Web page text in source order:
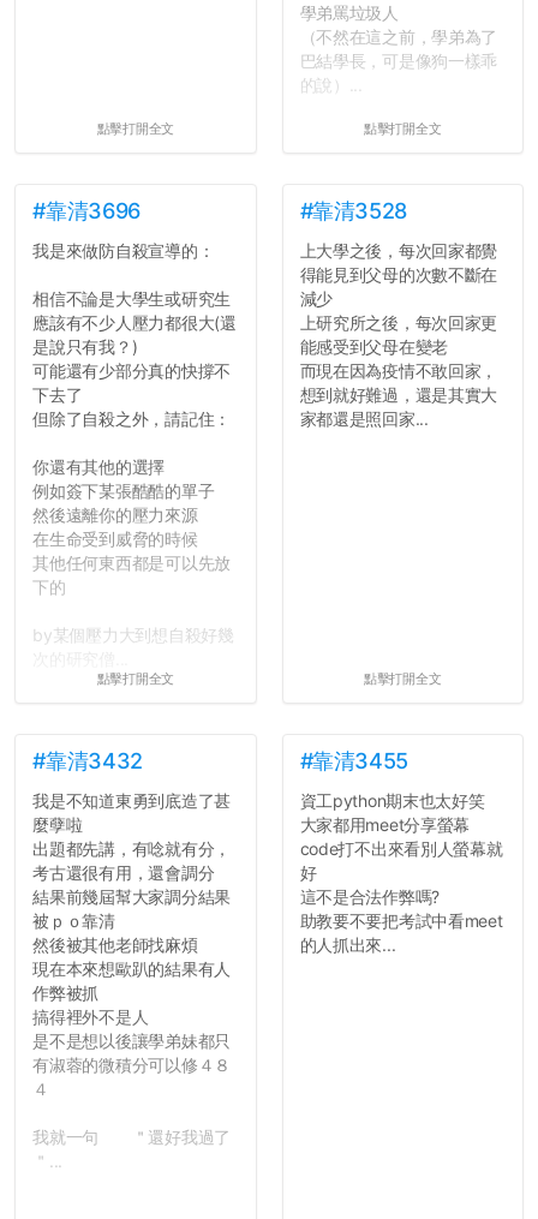
點擊打開全文
學弟罵垃圾人
（不然在這之前，學弟為了
巴結學長，可是像狗一樣乖
的說）...
點擊打開全文
#靠清3696
我是來做防自殺宣導的：
相信不論是大學生或研究生
應該有不少人壓力都很大(還
是說只有我？)
可能還有少部分真的快撐不
下去了
但除了自殺之外，請記住：
你還有其他的選擇
例如簽下某張酷酷的單子
然後遠離你的壓力來源
在生命受到威脅的時候
其他任何東西都是可以先放
下的
by某個壓力大到想自殺好幾
點擊打開全文
#靠清3528
上大學之後，每次回家都覺
得能見到父母的次數不斷在
減少
上研究所之後，每次回家更
能感受到父母在變老
而現在因為疫情不敢回家，
想到就好難過，還是其實大
家都還是照回家...
點擊打開全文
#靠清3432
我是不知道東勇到底造了甚
麼孽啦
出題都先講，有唸就有分，
考古還很有用，還會調分
結果前幾屆幫大家調分結果
被ｐｏ靠清
然後被其他老師找麻煩
現在本來想歐趴的結果有人
作弊被抓
搞得裡外不是人
是不是想以後讓學弟妹都只
有淑蓉的微積分可以修４８
４
我就一句 ＂還好我過了
＂...
#靠清3455
資工python期末也太好笑
大家都用meet分享螢幕
code打不出來看別人螢幕就
好
這不是合法作弊嗎?
助教要不要把考試中看meet
的人抓出來...